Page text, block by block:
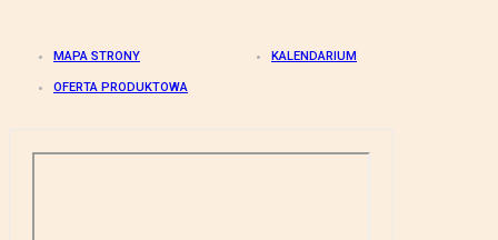
MAPA STRONY KALENDARIUM
OFERTA PRODUKTOWA